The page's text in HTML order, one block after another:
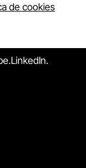
de cookies
LinkedIn.